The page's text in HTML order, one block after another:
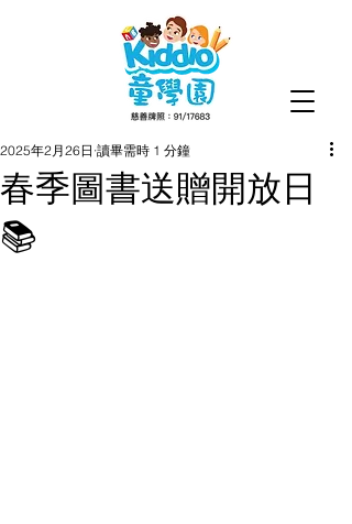
春季圖書送贈開放日
📚
2025年2月26日 讀畢需時 1 分鐘